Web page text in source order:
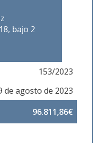
bajo 2
153/2023
de agosto de 2023
96.811,86€